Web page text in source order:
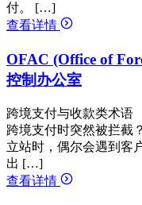
付。 […]
查看详情
OFAC (Office of
控制办公室
跨境支付与收款类术语
跨境支付时突然被拦截
立站时，偶尔会遇到客
出 […]
查看详情